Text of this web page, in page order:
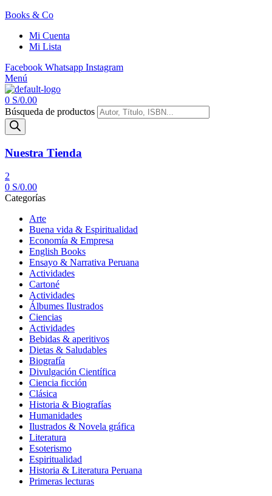
Books & Co
Mi Cuenta
Mi Lista
Facebook Whatsapp Instagram
Menú
0 S/0.00
Búsqueda de productos
Nuestra Tienda
2
0 S/0.00
Categorías
Arte
Buena vida & Espiritualidad
Economía & Empresa
English Books
Ensayo & Narrativa Peruana
Actividades
Cartoné
Actividades
Álbumes Ilustrados
Ciencias
Actividades
Bebidas & aperitivos
Dietas & Saludables
Biografía
Divulgación Científica
Ciencia ficción
Clásica
Historia & Biografías
Humanidades
Ilustrados & Novela gráfica
Literatura
Esoterismo
Espiritualidad
Historia & Literatura Peruana
Primeras lecturas